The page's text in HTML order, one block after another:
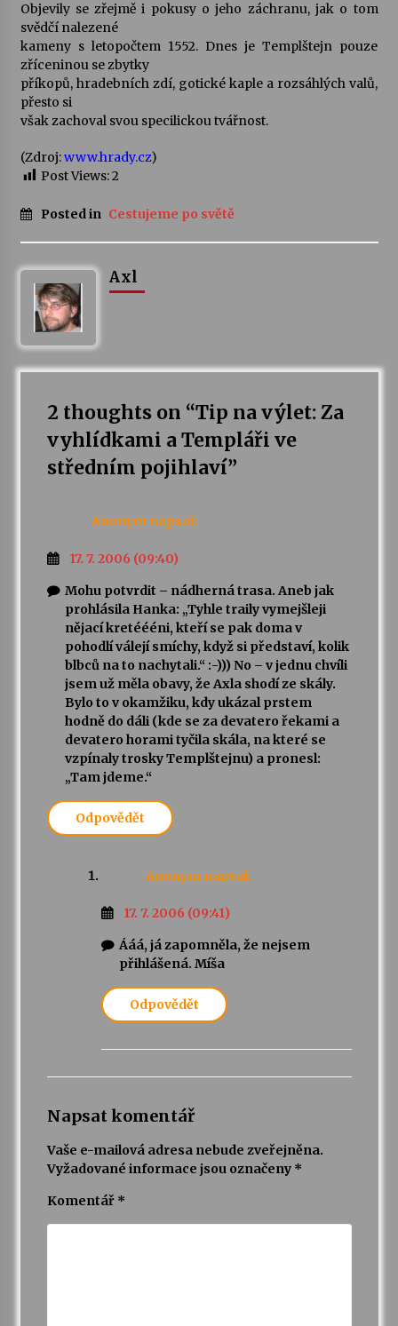
Objevily se zřejmě i pokusy o jeho záchranu, jak o tom
svědčí nalezené
kameny s letopočtem 1552. Dnes je Templštejn pouze
zříceninou se zbytky
příkopů, hradebních zdí, gotické kaple a rozsáhlých valů,
přesto si
však zachoval svou specilickou tvářnost.
(Zdroj:www.hrady.cz)
Post Views:2
Posted in Cestujeme po světě
Axl
2 thoughts on “Tip na výlet: Za
vyhlídkami a Templáři ve
středním pojihlaví”
Anonym napsal:
17. 7. 2006 (09:40)
Mohu potvrdit – nádherná trasa. Aneb jak
prohlásila Hanka: „Tyhle traily vymejšleji
nějací kretéééni, kteří se pak doma v
pohodlí válejí smíchy, když si představí, kolik
blbců na to nachytali.“ :-))) No – v jednu chvíli
jsem už měla obavy, že Axla shodí ze skály.
Bylo to v okamžiku, kdy ukázal prstem
hodně do dáli (kde se za devatero řekami a
devatero horami tyčila skála, na které se
vzpínaly trosky Templštejnu) a pronesl:
„Tam jdeme.“
Odpovědět
Anonym napsal:
17. 7. 2006 (09:41)
Ááá, já zapomněla, že nejsem
přihlášená. Míša
Odpovědět
Napsat komentář
Vaše e-mailová adresa nebude zveřejněna.
Vyžadované informace jsou označeny *
Komentář *